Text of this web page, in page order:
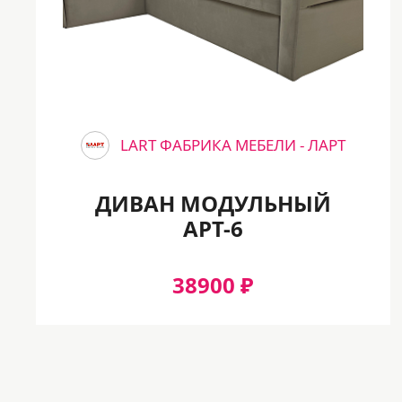
LART ФАБРИКА МЕБЕЛИ - ЛАРТ
ДИВАН МОДУЛЬНЫЙ
АРТ-6
38900 ₽